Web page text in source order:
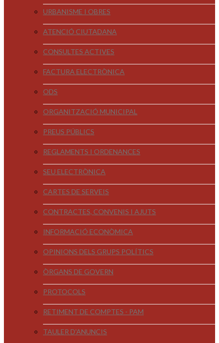
URBANISME I OBRES
ATENCIÓ CIUTADANA
CONSULTES ACTIVES
FACTURA ELECTRÒNICA
ODS
ORGANITZACIÓ MUNICIPAL
PREUS PÚBLICS
REGLAMENTS I ORDENANCES
SEU ELECTRÒNICA
CARTES DE SERVEIS
CONTRACTES, CONVENIS I AJUTS
INFORMACIÓ ECONÒMICA
OPINIONS DELS GRUPS POLÍTICS
ÒRGANS DE GOVERN
PROTOCOLS
RETIMENT DE COMPTES - PAM
TAULER D'ANUNCIS